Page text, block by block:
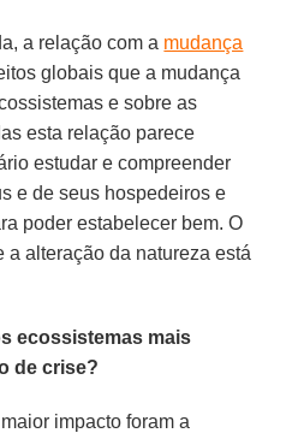
a relação com a mudança
globais que a mudança
e sobre as
esta relação parece
estudar e compreender
e de seus hospedeiros e
poder estabelecer bem. O
a alteração da natureza está
ecossistemas mais
de crise?
impacto foram a